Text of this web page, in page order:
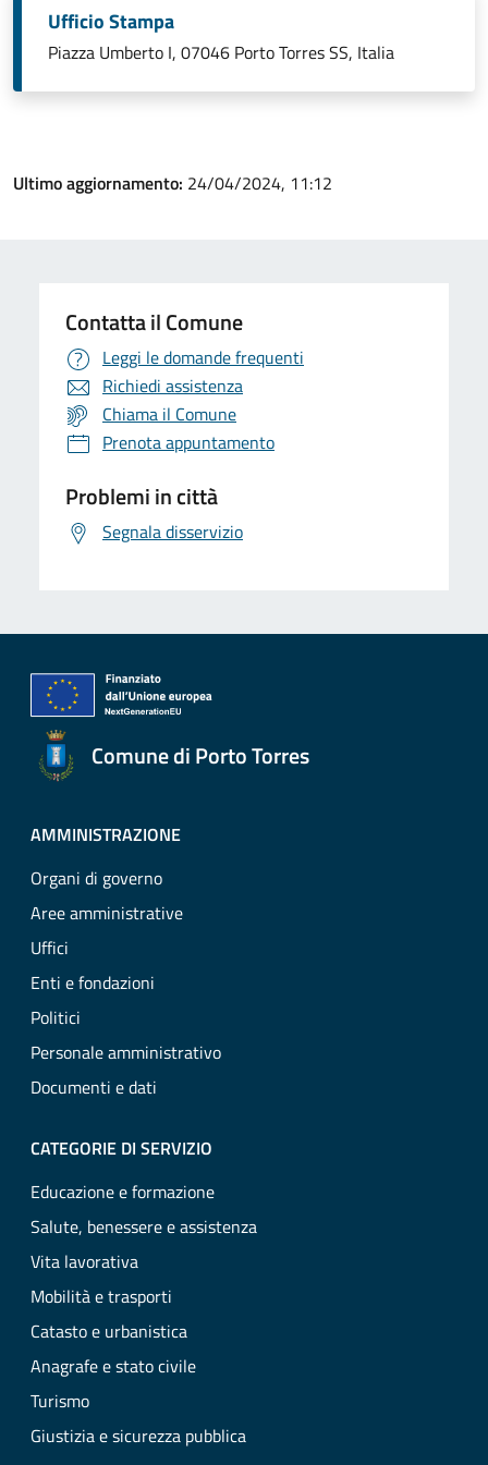
Ufficio Stampa
Piazza Umberto I, 07046 Porto Torres SS, Italia
Ultimo aggiornamento: 24/04/2024, 11:12
Contatta il Comune
Leggi le domande frequenti
Richiedi assistenza
Chiama il Comune
Prenota appuntamento
Problemi in città
Segnala disservizio
Comune di Porto Torres
AMMINISTRAZIONE
Organi di governo
Aree amministrative
Uffici
Enti e fondazioni
Politici
Personale amministrativo
Documenti e dati
CATEGORIE DI SERVIZIO
Educazione e formazione
Salute, benessere e assistenza
Vita lavorativa
Mobilità e trasporti
Catasto e urbanistica
Anagrafe e stato civile
Turismo
Giustizia e sicurezza pubblica